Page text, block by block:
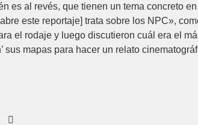
es al revés, que tienen un tema concreto
este reportaje] trata sobre los NPC»,
el rodaje y luego discutieron cuál era el
sus mapas para hacer un relato